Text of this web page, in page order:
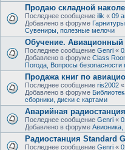
Продаю складной
Последнее сообщение ilik « 09
Добавлено в форуме
Сувениры, полезные мелочи
Обучение. Авиационный
Последнее сообщение Genri «
Добавлено в форуме Class
Погода, Вопросы безопасности
Продажа книг по
Последнее сообщение ris2002 «
Добавлено в форуме
сборники, диски с картами
Аварийная
Последнее сообщение Genri «
Добавлено в форуме
Радиостанция Standard
Последнее сообщение Genri «